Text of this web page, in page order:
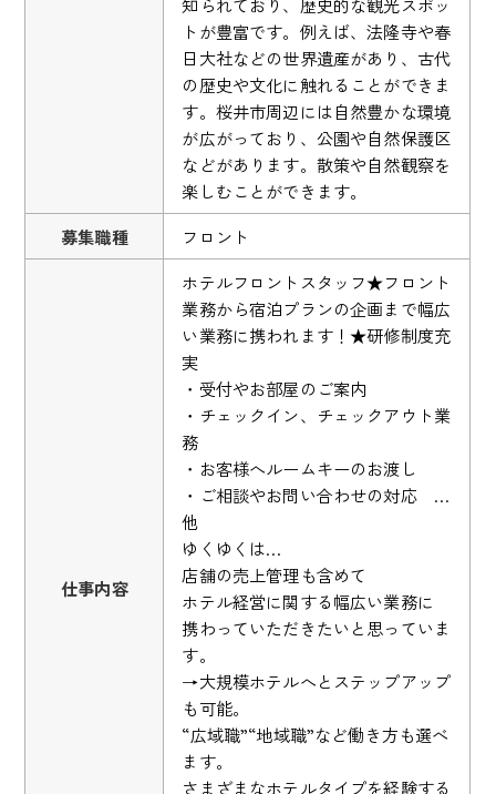
トが豊富です。例えば、法隆寺や春
日大社などの世界遺産があり、古代
の歴史や文化に触れることができま
す。桜井市周辺には自然豊かな環境
が広がっており、公園や自然保護区
などがあります。散策や自然観察を
楽しむことができます。
募集職種
フロント
仕事内容
ホテルフロントスタッフ★フロント
業務から宿泊プランの企画まで幅広
い業務に携われます！★研修制度充
実
・受付やお部屋のご案内
・チェックイン、チェックアウト業
務
・お客様へルームキーのお渡し
・ご相談やお問い合わせの対応 …
他
ゆくゆくは…
店舗の売上管理も含めて
ホテル経営に関する幅広い業務に
携わっていただきたいと思っていま
す。
→大規模ホテルへとステップアップ
も可能。
“広域職”“地域職”など働き方も選べ
ます。
さまざまなホテルタイプを経験する